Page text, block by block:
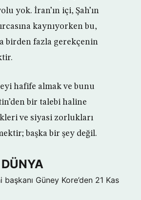
yok. İran’ın içi, Şah’ın
kaynıyorken bu,
birden fazla gerekçenin
hafife almak ve bunu
bir talebi haline
ve siyasi zorlukları
başka bir şey değil.
başkanı Güney Kore’den 21 Kas